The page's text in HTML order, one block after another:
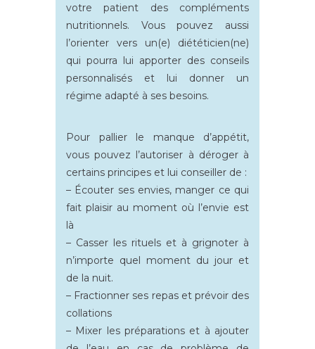
votre patient des compléments
nutritionnels. Vous pouvez aussi
l’orienter vers un(e) diététicien(ne)
qui pourra lui apporter des conseils
personnalisés et lui donner un
régime adapté à ses besoins.
Pour pallier le manque d’appétit,
vous pouvez l’autoriser à déroger à
certains principes et lui conseiller de :
– Écouter ses envies, manger ce qui
fait plaisir au moment où l’envie est
là
– Casser les rituels et à grignoter à
n’importe quel moment du jour et
de la nuit.
– Fractionner ses repas et prévoir des
collations
– Mixer les préparations et à ajouter